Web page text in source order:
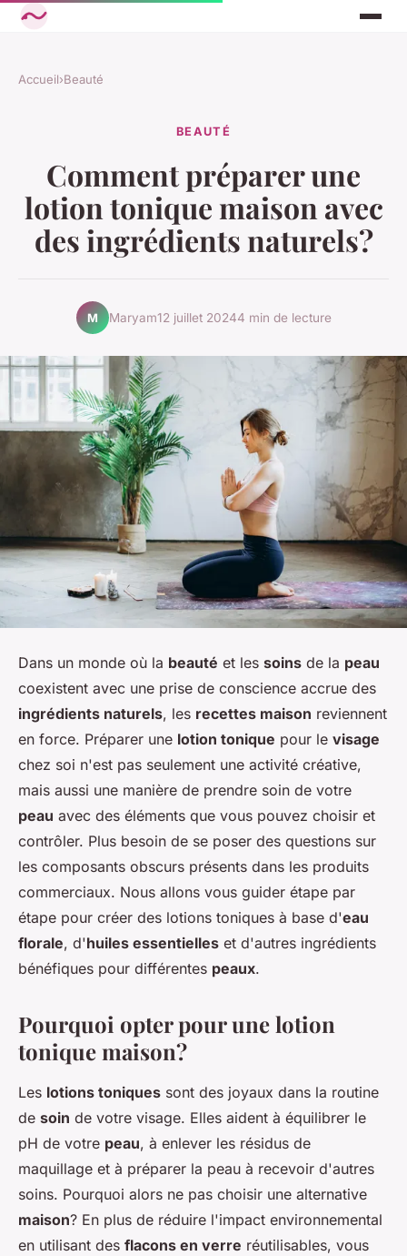
Accueil›Beauté
BEAUTÉ
Comment préparer une
lotion tonique maison avec
des ingrédients naturels?
M Maryam12 juillet 20244 min de lecture
Dans un monde où la beauté et les soins de la peau
coexistent avec une prise de conscience accrue des
ingrédients naturels, les recettes maison reviennent
en force. Préparer une lotion tonique pour le visage
chez soi n'est pas seulement une activité créative,
mais aussi une manière de prendre soin de votre
peau avec des éléments que vous pouvez choisir et
contrôler. Plus besoin de se poser des questions sur
les composants obscurs présents dans les produits
commerciaux. Nous allons vous guider étape par
étape pour créer des lotions toniques à base d'eau
florale, d'huiles essentielles et d'autres ingrédients
bénéfiques pour différentes peaux.
Pourquoi opter pour une lotion
tonique maison?
Les lotions toniques sont des joyaux dans la routine
de soin de votre visage. Elles aident à équilibrer le
pH de votre peau, à enlever les résidus de
maquillage et à préparer la peau à recevoir d'autres
soins. Pourquoi alors ne pas choisir une alternative
maison? En plus de réduire l'impact environnemental
en utilisant des flacons en verre réutilisables, vous